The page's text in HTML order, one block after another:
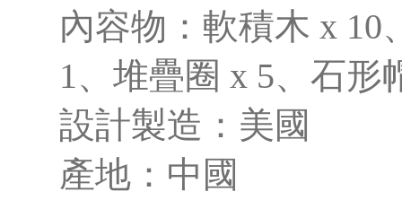
內容物：軟積木 x 10
1、堆疊圈 x 5、石形
設計製造：美國
產地：中國